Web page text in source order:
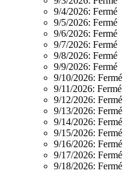
9/4/2026: Fermé
9/5/2026: Fermé
9/6/2026: Fermé
9/7/2026: Fermé
9/8/2026: Fermé
9/9/2026: Fermé
9/10/2026: Fermé
9/11/2026: Fermé
9/12/2026: Fermé
9/13/2026: Fermé
9/14/2026: Fermé
9/15/2026: Fermé
9/16/2026: Fermé
9/17/2026: Fermé
9/18/2026: Fermé